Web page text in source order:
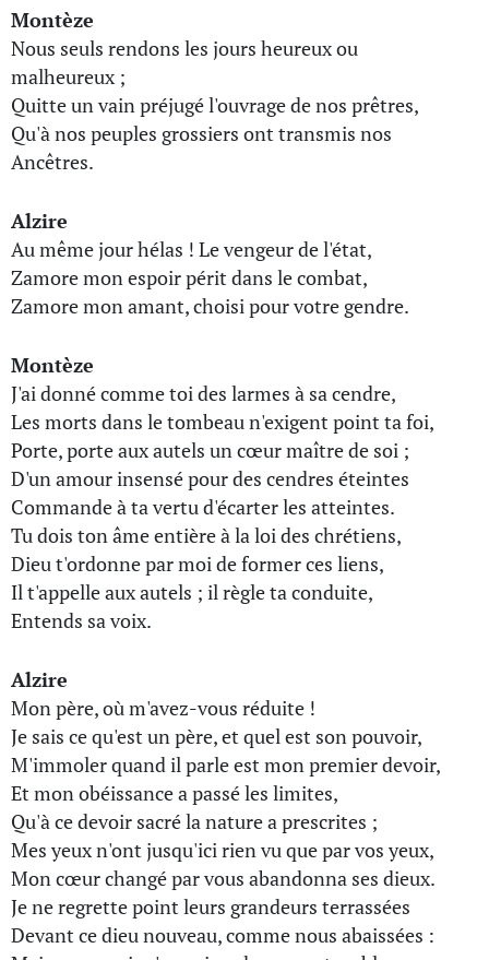
Montèze
Nous seuls rendons les jours heureux ou
malheureux ;
Quitte un vain préjugé l'ouvrage de nos prêtres,
Qu'à nos peuples grossiers ont transmis nos
Ancêtres.
Alzire
Au même jour hélas ! Le vengeur de l'état,
Zamore mon espoir périt dans le combat,
Zamore mon amant, choisi pour votre gendre.
Montèze
J'ai donné comme toi des larmes à sa cendre,
Les morts dans le tombeau n'exigent point ta foi,
Porte, porte aux autels un cœur maître de soi ;
D'un amour insensé pour des cendres éteintes
Commande à ta vertu d'écarter les atteintes.
Tu dois ton âme entière à la loi des chrétiens,
Dieu t'ordonne par moi de former ces liens,
Il t'appelle aux autels ; il règle ta conduite,
Entends sa voix.
Alzire
Mon père, où m'avez-vous réduite !
Je sais ce qu'est un père, et quel est son pouvoir,
M'immoler quand il parle est mon premier devoir,
Et mon obéissance a passé les limites,
Qu'à ce devoir sacré la nature a prescrites ;
Mes yeux n'ont jusqu'ici rien vu que par vos yeux,
Mon cœur changé par vous abandonna ses dieux.
Je ne regrette point leurs grandeurs terrassées
Devant ce dieu nouveau, comme nous abaissées :